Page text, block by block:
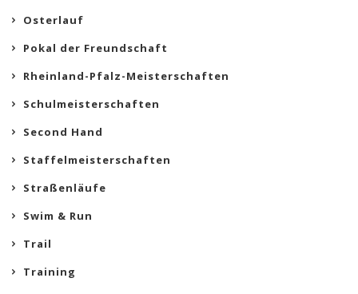
Osterlauf
Pokal der Freundschaft
Rheinland-Pfalz-Meisterschaften
Schulmeisterschaften
Second Hand
Staffelmeisterschaften
Straßenläufe
Swim & Run
Trail
Training